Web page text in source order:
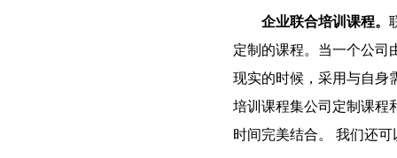
企业联合培训课程。
定制的课程。当一个公司
现实的时候，采用与自身
培训课程集公司定制课程
时间完美结合。 我们还